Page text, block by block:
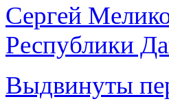
Сергей
Республики
Выдвинуты